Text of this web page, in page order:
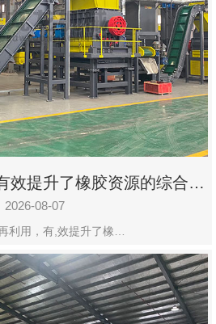
效提升了橡胶资源的综合利
用率
2026-08-07
利用，有,效提升了橡…